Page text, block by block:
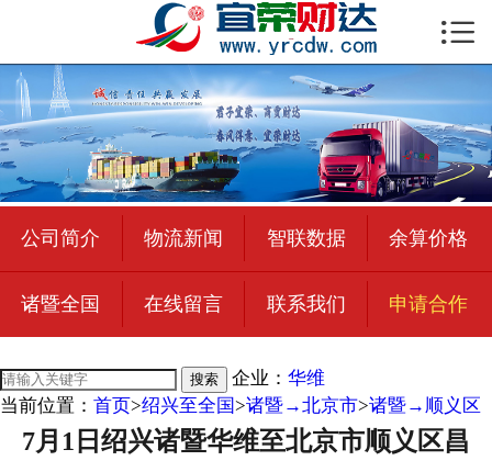
 首页
公司简介
物流新闻
绍兴至全国
合作加盟
宜荣智联
在线留言

公司简介 物流新闻 智联数据 余算价格
诸暨全国 在线留言 联系我们 申请合作
搜索 企业： 华维
当前位置： 首页>绍兴至全国>诸暨→北京市>诸暨→顺义区
7月1日绍兴诸暨华维至北京市顺义区昌